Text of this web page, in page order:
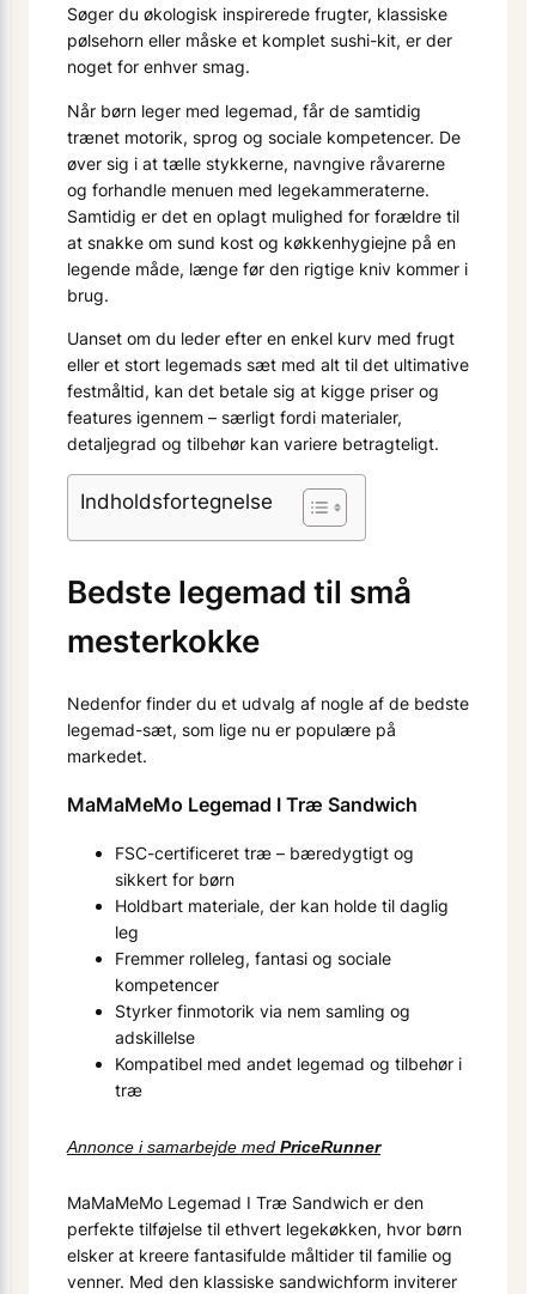
Søger du økologisk inspirerede frugter, klassiske
pølsehorn eller måske et komplet sushi-kit, er der
noget for enhver smag.
Når børn leger med legemad, får de samtidig
trænet motorik, sprog og sociale kompetencer. De
øver sig i at tælle stykkerne, navngive råvarerne
og forhandle menuen med legekammeraterne.
Samtidig er det en oplagt mulighed for forældre til
at snakke om sund kost og køkkenhygiejne på en
legende måde, længe før den rigtige kniv kommer i
brug.
Uanset om du leder efter en enkel kurv med frugt
eller et stort legemads sæt med alt til det ultimative
festmåltid, kan det betale sig at kigge priser og
features igennem – særligt fordi materialer,
detaljegrad og tilbehør kan variere betragteligt.
Indholdsfortegnelse
Bedste legemad til små
mesterkokke
Nedenfor finder du et udvalg af nogle af de bedste
legemad-sæt, som lige nu er populære på
markedet.
MaMaMeMo Legemad I Træ Sandwich
FSC-certificeret træ – bæredygtigt og
sikkert for børn
Holdbart materiale, der kan holde til daglig
leg
Fremmer rolleleg, fantasi og sociale
kompetencer
Styrker finmotorik via nem samling og
adskillelse
Kompatibel med andet legemad og tilbehør i
træ
Annonce i samarbejde med PriceRunner
MaMaMeMo Legemad I Træ Sandwich er den
perfekte tilføjelse til ethvert legekøkken, hvor børn
elsker at kreere fantasifulde måltider til familie og
venner. Med den klassiske sandwichform inviterer